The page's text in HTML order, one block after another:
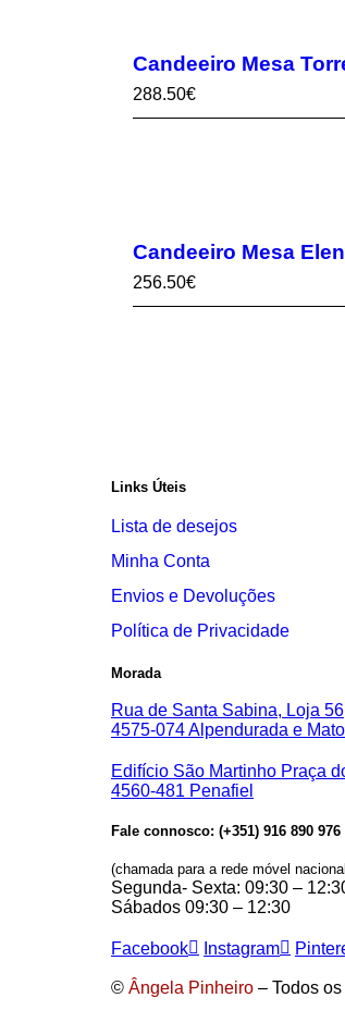
Candeeiro Mesa
288.50€
Candeeiro Mesa
256.50€
Links Úteis
Lista de desejos
Minha Conta
Envios e Devoluções
Política de Privacidade
Morada
Rua de Santa Sabina, Loja 56
4575-074 Alpendurada e
Edifício São Martinho Praça
4560-481 Penafiel
Fale connosco: (+351) 916 890 976
(chamada para a rede móvel
Segunda- Sexta: 09:30 –
Sábados 09:30 – 12:30
Facebook Instagram
© Ângela Pinheiro – Todos